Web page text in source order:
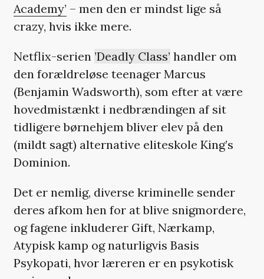
Academy’ – men den er mindst lige så
crazy, hvis ikke mere.
Netflix-serien ’Deadly Class’ handler om
den forældreløse teenager Marcus
(Benjamin Wadsworth), som efter at være
hovedmistænkt i nedbrændingen af sit
tidligere børnehjem bliver elev på den
(mildt sagt) alternative eliteskole King’s
Dominion.
Det er nemlig, diverse kriminelle sender
deres afkom hen for at blive snigmordere,
og fagene inkluderer Gift, Nærkamp,
Atypisk kamp og naturligvis Basis
Psykopati, hvor læreren er en psykotisk